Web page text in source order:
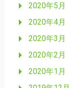
2020年5月
2020年4月
2020年3月
2020年2月
2020年1月